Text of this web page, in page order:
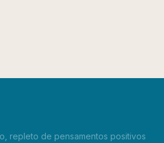
repleto de pensamentos positivos